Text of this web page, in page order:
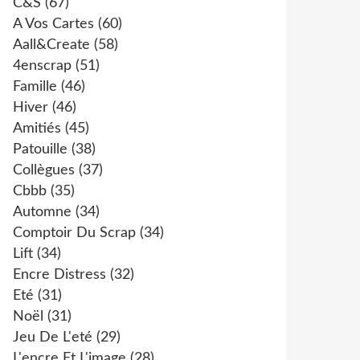
C&s (67)
A Vos Cartes (60)
Aall&create (58)
4enscrap (51)
Famille (46)
Hiver (46)
Amitiés (45)
Patouille (38)
Collègues (37)
Cbbb (35)
Automne (34)
Comptoir Du Scrap (34)
Lift (34)
Encre Distress (32)
Eté (31)
Noël (31)
Jeu De L'eté (29)